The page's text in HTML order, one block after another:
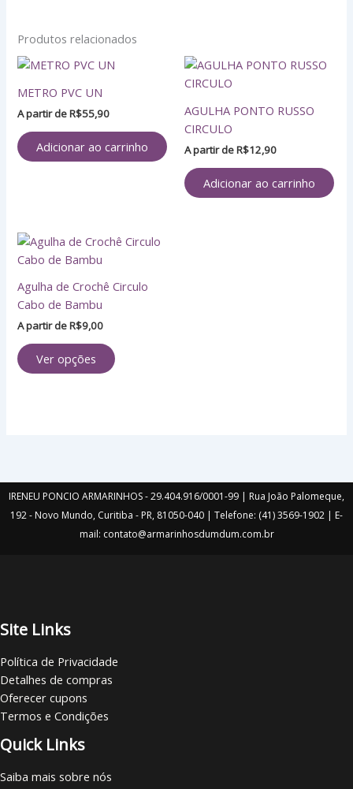
Produtos relacionados
METRO PVC UN
A partir deR$55,90
Adicionar ao carrinho
AGULHA PONTO RUSSO
CIRCULO
A partir deR$12,90
Adicionar ao carrinho
Agulha de Crochê Circulo
Cabo de Bambu
A partir deR$9,00
Ver opções
Este
várias
podem
IRENEU PONCIO ARMARINHOS - 29.404.916/0001-99 | Rua João Palomeque,
192 - Novo Mundo, Curitiba - PR, 81050-040 | Telefone: (41) 3569-1902 | E-
mail: contato@armarinhosdumdum.com.br
Site Links
Política de Privacidade
Detalhes de compras
Oferecer cupons
Termos e Condições
Quick Links
Saiba mais sobre nós